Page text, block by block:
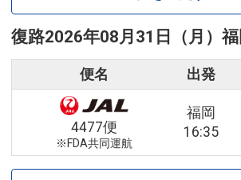
復路2026年08月31日（月）福
便名 出発
4477便
※FDA共同運航
福岡
16:35